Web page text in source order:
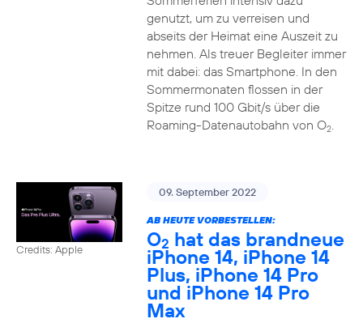
genutzt, um zu verreisen und
abseits der Heimat eine Auszeit zu
nehmen. Als treuer Begleiter immer
mit dabei: das Smartphone. In den
Sommermonaten flossen in der
Spitze rund 100 Gbit/s über die
Roaming-Datenautobahn von O2.
Credits: Apple
09. September 2022
AB HEUTE VORBESTELLEN:
O2 hat das brandneue
iPhone 14, iPhone 14
Plus, iPhone 14 Pro
und iPhone 14 Pro
Max